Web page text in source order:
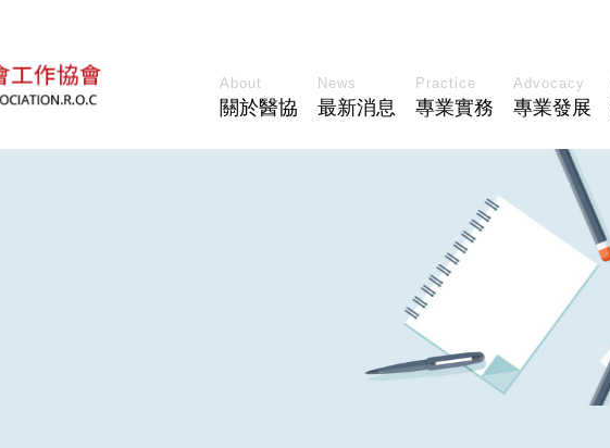
About
關於醫協
News
最新消息
Practice
專業實務
Advocacy
專業發展